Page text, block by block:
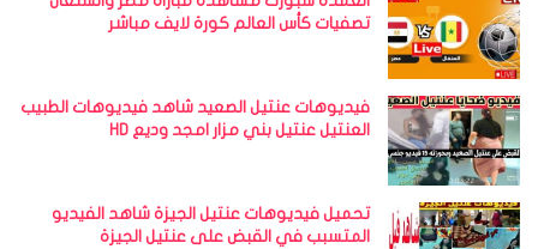
تصفيات كأس العالم كورة لايف مباشر
فيديوهات عنتيل الصعيد شاهد فيديوهات الطبيب
العنتيل عنتيل بني مزار امجد وديع HD
تحميل فيديوهات عنتيل الجيزة شاهد الفيديو
المتسبب في القبض على عنتيل الجيزة